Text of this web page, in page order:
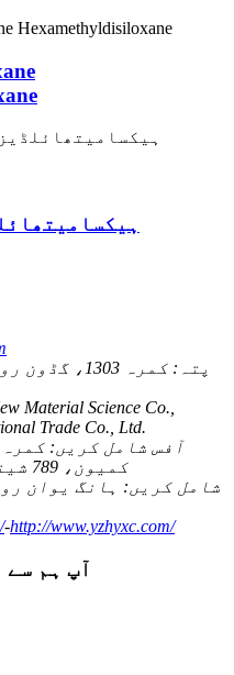
پتہ:
Material Science Co.,
Trade Co., Ltd.
آفس شامل کریں:
کمیون، 789 شینہوا روڈ، ہانگزو، چین
Fac شامل کریں: ہانگ یوان
-http://www.yzhyxc.com/
آپ ہم سے